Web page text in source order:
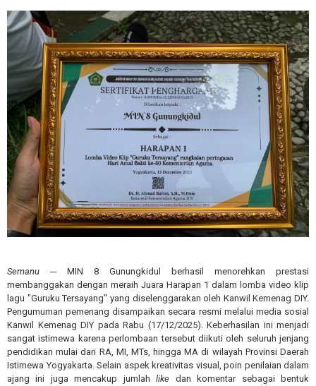
Semanu --- MIN 8 Gunungkidul berhasil menorehkan prestasi
membanggakan dengan meraih Juara Harapan 1 dalam lomba video klip
lagu "Guruku Tersayang" yang diselenggarakan oleh Kanwil Kemenag DIY.
Pengumuman pemenang disampaikan secara resmi melalui media sosial
Kanwil Kemenag DIY pada Rabu (17/12/2025). Keberhasilan ini menjadi
sangat istimewa karena perlombaan tersebut diikuti oleh seluruh jenjang
pendidikan mulai dari RA, MI, MTs, hingga MA di wilayah Provinsi Daerah
Istimewa Yogyakarta. Selain aspek kreativitas visual, poin penilaian dalam
ajang ini juga mencakup jumlahlike dan komentar sebagai bentuk